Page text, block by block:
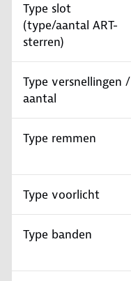
Type slot
(type/aantal ART-
sterren)
Type versnellingen /
aantal
Type remmen
Type voorlicht
Type banden